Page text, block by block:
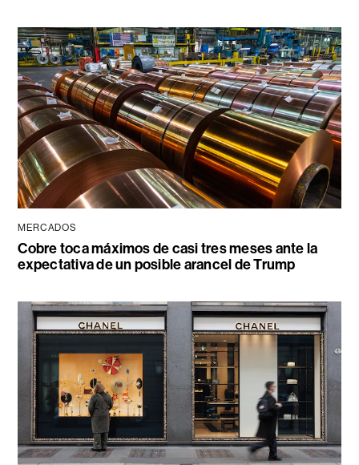
MERCADOS
Cobre toca máximos de casi tres meses ante la
expectativa de un posible arancel de Trump